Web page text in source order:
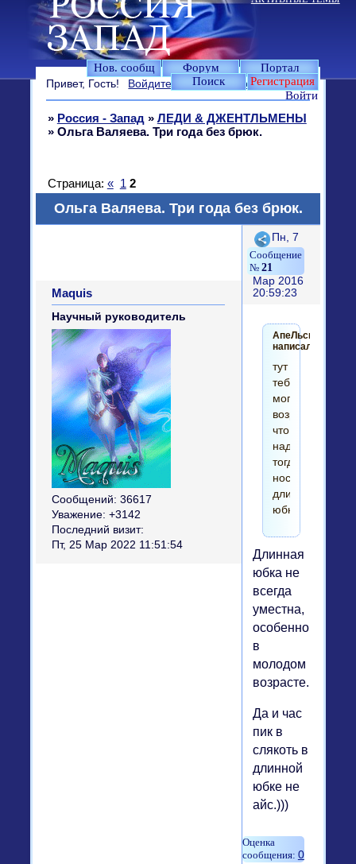
Нов. сообщ Форум
Портал
Поиск
Регистрация
Войти
Привет, Гость! Войдите илизарегистрируйтесь.
» Россия - Запад » ЛЕДИ & ДЖЕНТЛЬМЕНЫ
» Ольга Валяева. Три года без брюк.
Ольга Валяева. Три года без брюк.
Страница: « 1 2
Поделиться
21
Пн, 7
Мар 2016
20:59:23
Maquis
Научный руководитель
Сообщений: 36617
Уважение: +3142
Последний визит:
Пт, 25 Мар 2022 11:51:54
АпеЛьсинка
написал(а):
тут
тебе
могут
возразить,
что
надо
тогда
носить
длинную
юбку))
Длинная
юбка не
всегда
уместна,
особенно
в
молодом
возрасте.
Да и час
пик в
слякоть в
длинной
юбке не
айс.)))
0